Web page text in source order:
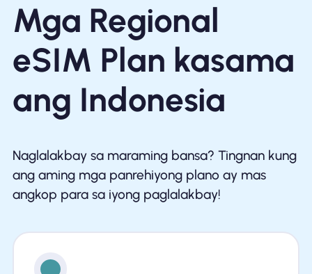
Mga Regional
eSIM Plan kasama
ang Indonesia
Naglalakbay sa maraming bansa? Tingnan kung
ang aming mga panrehiyong plano ay mas
angkop para sa iyong paglalakbay!